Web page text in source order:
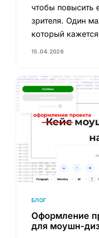
чтобы повысить
зрителя. Один
который
15.04.2026
БЛОГ
Оформление
для моушн-